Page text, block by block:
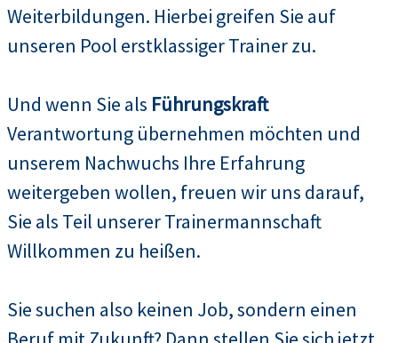
Weiterbildungen. Hierbei greifen Sie auf
unseren Pool erstklassiger Trainer zu.
Und wenn Sie als Führungskraft
Verantwortung übernehmen möchten und
unserem Nachwuchs Ihre Erfahrung
weitergeben wollen, freuen wir uns darauf,
Sie als Teil unserer Trainermannschaft
Willkommen zu heißen.
Sie suchen also keinen Job, sondern einen